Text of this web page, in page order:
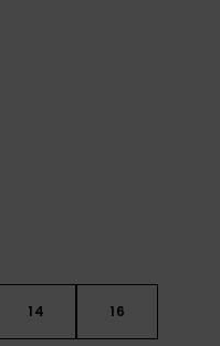
14 16